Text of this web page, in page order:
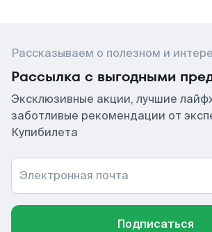
Рассказываем о полезном и
Рассылка с выгодными
Эксклюзивные акции, лучшие
заботливые рекомендации от
Купибилета
Электронная почта
Подписаться